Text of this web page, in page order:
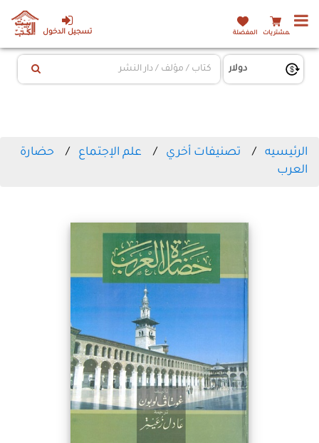
تسجيل الدخول المشتريات المفضلة
الرئيسيه تصنيفات أخري علم الإجتماع
حضارة
العرب